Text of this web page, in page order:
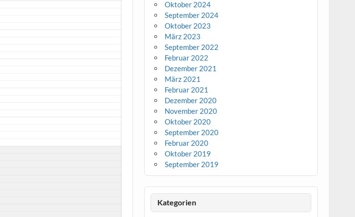
Oktober 2024
September 2024
Oktober 2023
März 2023
September 2022
Februar 2022
Dezember 2021
März 2021
Februar 2021
Dezember 2020
November 2020
Oktober 2020
September 2020
Februar 2020
Oktober 2019
September 2019
Kategorien